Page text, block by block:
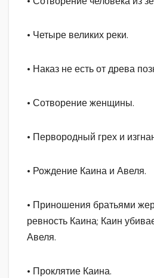
• Четыре великих реки.
• Наказ не есть от древа
• Сотворение женщины.
• Первородный грех и
• Рождение Каина и Авеля.
• Приношения братьями
ревность Каина; Каин
Авеля.
• Проклятие Каина.